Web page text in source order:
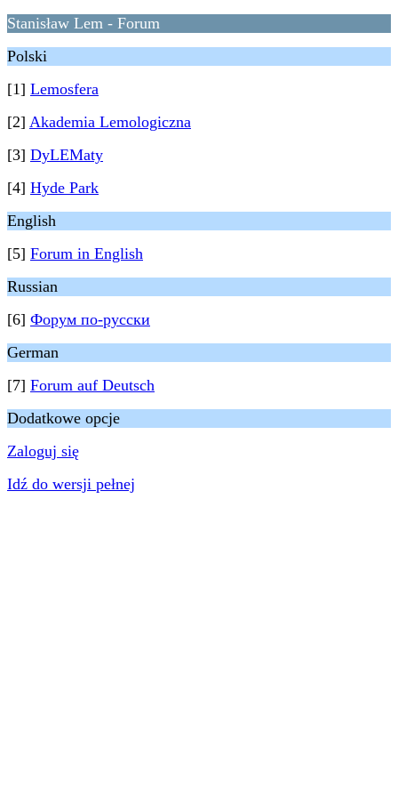
Stanisław Lem - Forum
Polski
[1] Lemosfera
[2] Akademia Lemologiczna
[3] DyLEMaty
[4] Hyde Park
English
[5] Forum in English
Russian
[6] Форум по-русски
German
[7] Forum auf Deutsch
Dodatkowe opcje
Zaloguj się
Idź do wersji pełnej